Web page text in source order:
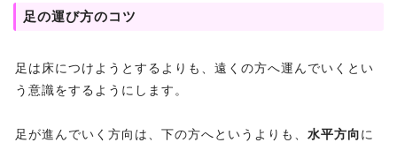
足の運び方のコツ
足は床につけようとするよりも、遠くの方へ運んでいくとい
う意識をするようにします。
足が進んでいく方向は、下の方へというよりも、 水平方向に